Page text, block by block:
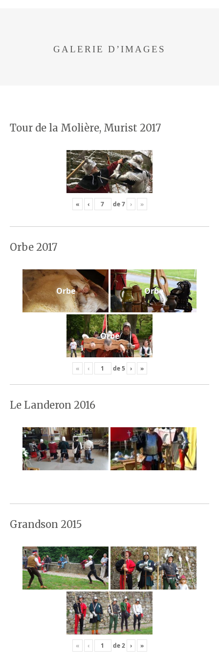
GALERIE D’IMAGES
Tour de la Molière, Murist 2017
« ‹ de7 › »
Orbe 2017
Orbe Orbe
Orbe
« ‹ de5 › »
Le Landeron 2016
Grandson 2015
« ‹ de2 › »